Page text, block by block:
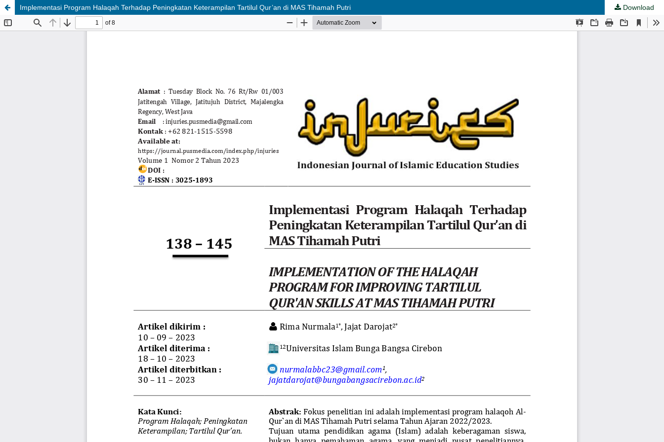
Implementasi Program Halaqah Terhadap Peningkatan Keterampilan Tartilul Qur’an di MAS Tihamah Putri Download